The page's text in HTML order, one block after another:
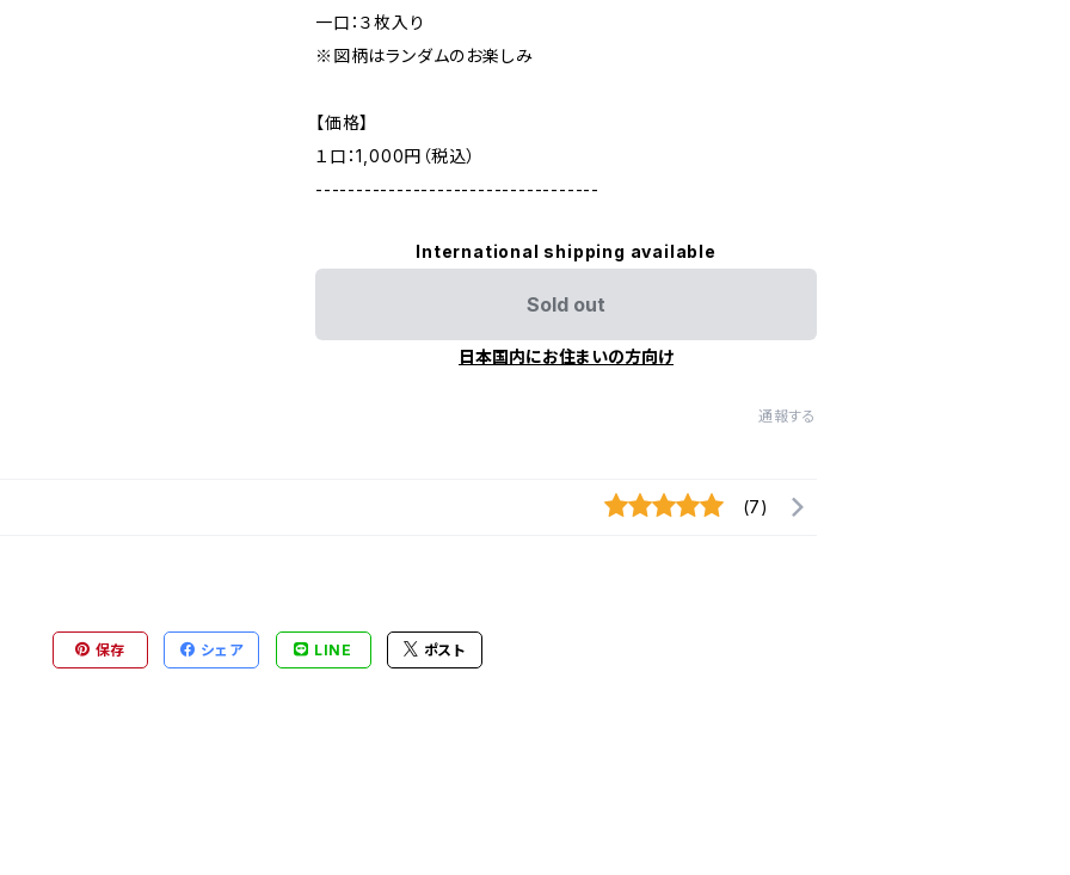
一口：３枚入り
※図柄はランダムのお楽しみ
【価格】
１口：1,000円（税込）
-----------------------------------
International shipping available
Sold out
日本国内にお住まいの方向け
通報する
(7)
保存 シェア LINE ポスト